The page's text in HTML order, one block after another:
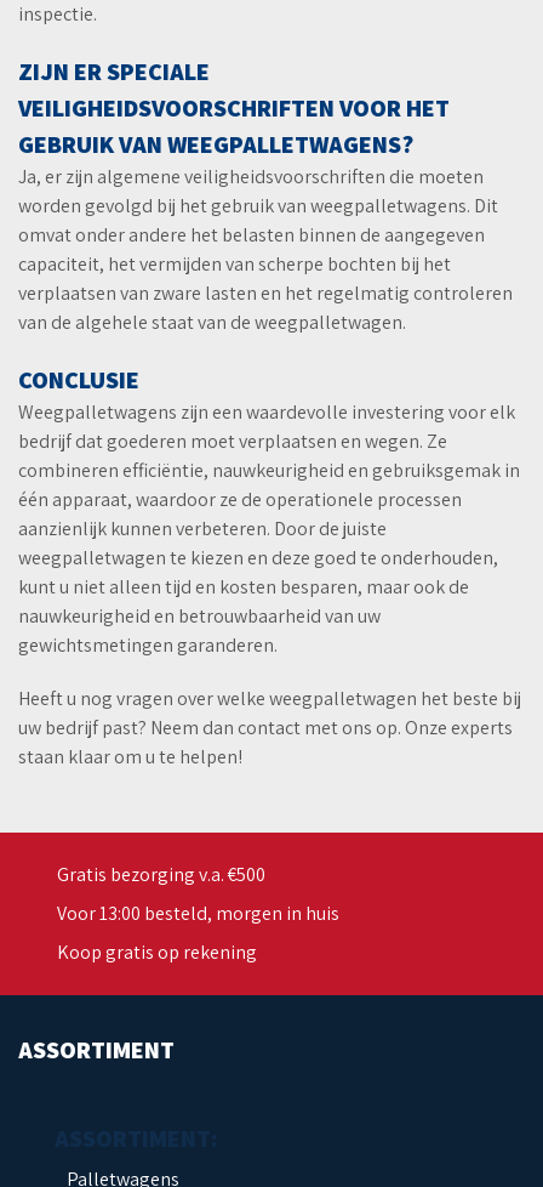
inspectie.
ZIJN ER SPECIALE
VEILIGHEIDSVOORSCHRIFTEN VOOR HET
GEBRUIK VAN WEEGPALLETWAGENS?
Ja, er zijn algemene veiligheidsvoorschriften die moeten
worden gevolgd bij het gebruik van weegpalletwagens. Dit
omvat onder andere het belasten binnen de aangegeven
capaciteit, het vermijden van scherpe bochten bij het
verplaatsen van zware lasten en het regelmatig controleren
van de algehele staat van de weegpalletwagen.
CONCLUSIE
Weegpalletwagens zijn een waardevolle investering voor elk
bedrijf dat goederen moet verplaatsen en wegen. Ze
combineren efficiëntie, nauwkeurigheid en gebruiksgemak in
één apparaat, waardoor ze de operationele processen
aanzienlijk kunnen verbeteren. Door de juiste
weegpalletwagen te kiezen en deze goed te onderhouden,
kunt u niet alleen tijd en kosten besparen, maar ook de
nauwkeurigheid en betrouwbaarheid van uw
gewichtsmetingen garanderen.
Heeft u nog vragen over welke weegpalletwagen het beste bij
uw bedrijf past? Neem dan contact met ons op. Onze experts
staan klaar om u te helpen!
Gratis bezorging v.a. €500
Voor 13:00 besteld, morgen in huis
Koop gratis op rekening
ASSORTIMENT
Palletwagens